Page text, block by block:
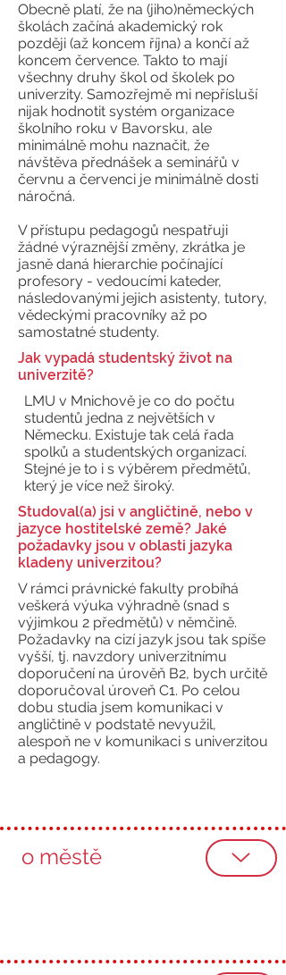
Obecně platí, že na (jiho)německých
školách začíná akademický rok
později (až koncem října) a končí až
koncem července. Takto to mají
všechny druhy škol od školek po
univerzity. Samozřejmě mi nepřísluší
nijak hodnotit systém organizace
školního roku v Bavorsku, ale
minimálně mohu naznačit, že
návštěva přednášek a seminářů v
červnu a červenci je minimálně dosti
náročná.
V přístupu pedagogů nespatřuji
žádné výraznější změny, zkrátka je
jasně daná hierarchie počínající
profesory - vedoucími kateder,
následovanými jejich asistenty, tutory,
vědeckými pracovníky až po
samostatné studenty.
Jak vypadá studentský život na
univerzitě?
LMU v Mnichově je co do počtu
studentů jedna z největších v
Německu. Existuje tak celá řada
spolků a studentských organizací.
Stejné je to i s výběrem předmětů,
který je více než široký.
Studoval(a) jsi v angličtině, nebo v
jazyce hostitelské země? Jaké
požadavky jsou v oblasti jazyka
kladeny univerzitou?
V rámci právnické fakulty probíhá
veškerá výuka výhradně (snad s
výjimkou 2 předmětů) v němčině.
Požadavky na cizí jazyk jsou tak spíše
vyšší, tj. navzdory univerzitnímu
doporučení na úrověň B2, bych určitě
doporučoval úroveň C1. Po celou
dobu studia jsem komunikaci v
angličtině v podstatě nevyužil,
alespoň ne v komunikaci s univerzitou
a pedagogy.
o městě